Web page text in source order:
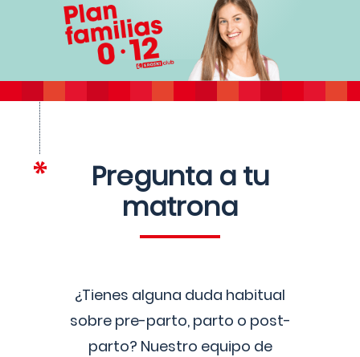
Pregunta a tu
matrona
¿Tienes alguna duda habitual
sobre pre-parto, parto o post-
parto? Nuestro equipo de